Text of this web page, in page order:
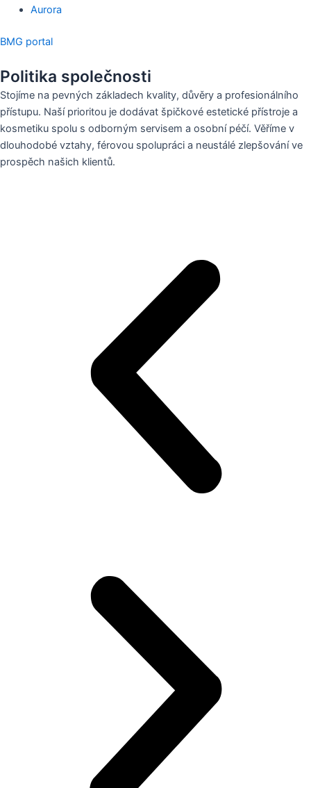
Aurora
BMG portal
Politika společnosti
Stojíme na pevných základech kvality, důvěry a profesionálního
přístupu. Naší prioritou je dodávat špičkové estetické přístroje a
kosmetiku spolu s odborným servisem a osobní péčí. Věříme v
dlouhodobé vztahy, férovou spolupráci a neustálé zlepšování ve
prospěch našich klientů.